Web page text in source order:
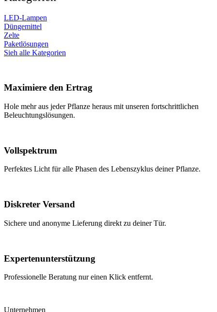
LED-Lampen
Düngemittel
Zelte
Paketlösungen
Sieh alle Kategorien
Maximiere den Ertrag
Hole mehr aus jeder Pflanze heraus mit unseren fortschrittlichen
Beleuchtungslösungen.
Vollspektrum
Perfektes Licht für alle Phasen des Lebenszyklus deiner Pflanze.
Diskreter Versand
Sichere und anonyme Lieferung direkt zu deiner Tür.
Expertenunterstützung
Professionelle Beratung nur einen Klick entfernt.
Unternehmen